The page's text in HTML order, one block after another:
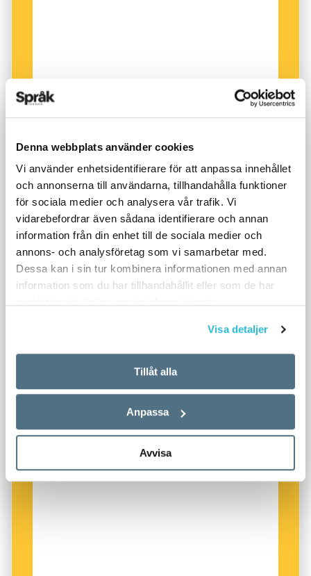
Denna webbplats använder cookies
Vi använder enhetsidentifierare för att anpassa innehållet
och annonserna till användarna, tillhandahålla funktioner
för sociala medier och analysera vår trafik. Vi
vidarebefordrar även sådana identifierare och annan
information från din enhet till de sociala medier och
annons- och analysföretag som vi samarbetar med.
Dessa kan i sin tur kombinera informationen med annan
information som du har tillhandahållit eller som de har
Visa detaljer
Tillåt alla
Anpassa
Avvisa
tillskyndare satt på talmannens vänstra sida i
nationalförsamlingens plenisal. De konservativa
– till höger.